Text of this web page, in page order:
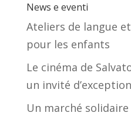
News e eventi
Ateliers de langue
pour les enfants
Le cinéma de
un invité d’exception
Un marché